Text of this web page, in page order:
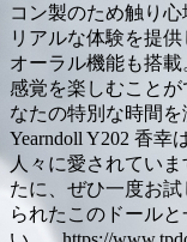
コン製のため触り
リアルな体験を提
オーラル機能も搭
感覚を楽しむこと
なたの特別な時間を
Yearndoll Y202 香
人々に愛されてい
たに、ぜひ一度お
られたこのドール